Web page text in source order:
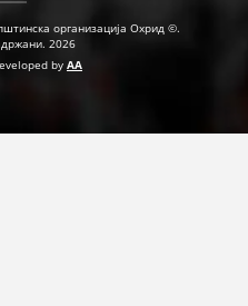
организација Охрид ©.
2026
by AA